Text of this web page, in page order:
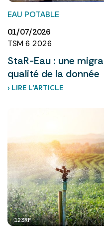
EAU POTABLE
01/07/2026
TSM 6 2026
StaR-Eau : une
qualité de la donnée
› LIRE L’ARTICLE
123RF